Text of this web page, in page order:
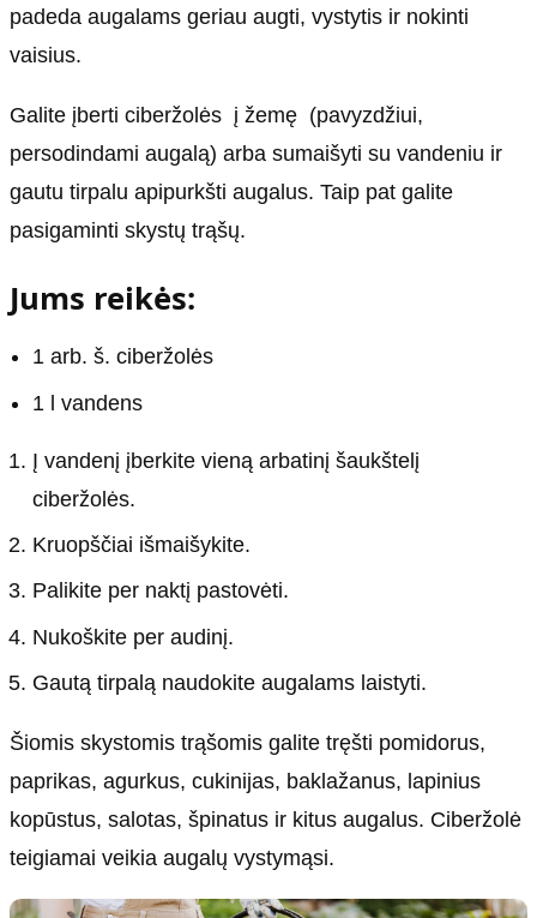
padeda augalams geriau augti, vystytis ir nokinti
vaisius.
Galite įberti ciberžolės į žemę (pavyzdžiui,
persodindami augalą) arba sumaišyti su vandeniu ir
gautu tirpalu apipurkšti augalus. Taip pat galite
pasigaminti skystų trąšų.
Jums reikės:
1 arb. š. ciberžolės
1 l vandens
Į vandenį įberkite vieną arbatinį šaukštelį
ciberžolės.
Kruopščiai išmaišykite.
Palikite per naktį pastovėti.
Nukoškite per audinį.
Gautą tirpalą naudokite augalams laistyti.
Šiomis skystomis trąšomis galite tręšti pomidorus,
paprikas, agurkus, cukinijas, baklažanus, lapinius
kopūstus, salotas, špinatus ir kitus augalus. Ciberžolė
teigiamai veikia augalų vystymąsi.